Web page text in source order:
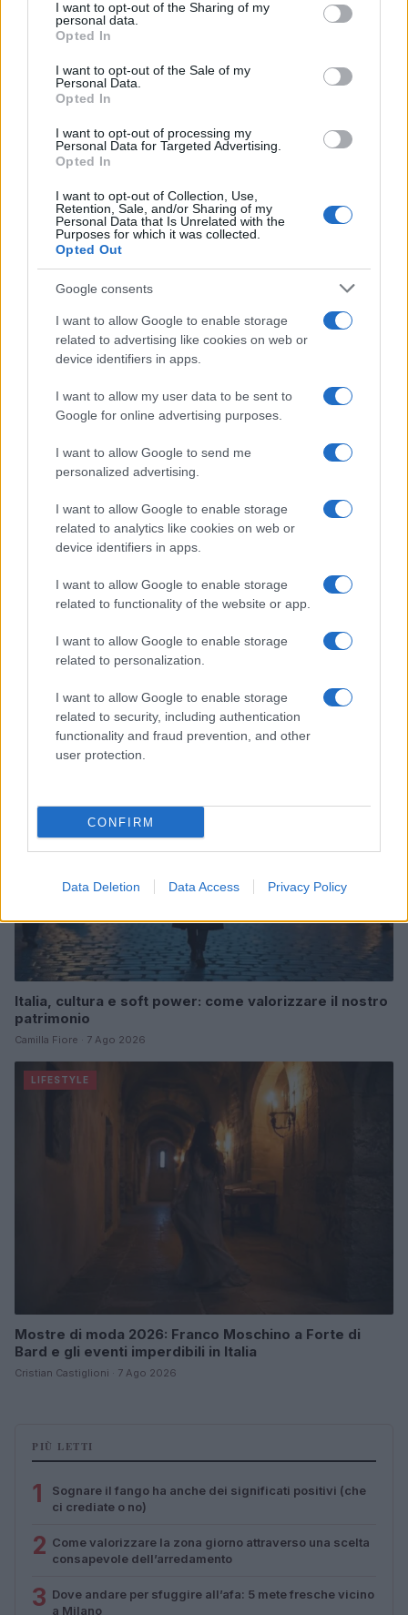
not limited to your visit or usage behaviour. You may click to
grant or deny consent to Google and its third-party tags to
use your data for below specified purposes in below Google
consent section.
I want to opt-out of the Sharing of my
personal data.
Opted In
I want to opt-out of the Sale of my
Personal Data.
Opted In
I want to opt-out of processing my
Personal Data for Targeted Advertising.
Opted In
I want to opt-out of Collection, Use,
Retention, Sale, and/or Sharing of my
Personal Data that Is Unrelated with the
Purposes for which it was collected.
Opted Out
Google consents
I want to allow Google to enable storage
related to advertising like cookies on web or
device identifiers in apps.
I want to allow my user data to be sent to
Google for online advertising purposes.
I want to allow Google to send me
personalized advertising.
I want to allow Google to enable storage
related to analytics like cookies on web or
device identifiers in apps.
I want to allow Google to enable storage
related to functionality of the website or app.
I want to allow Google to enable storage
related to personalization.
I want to allow Google to enable storage
related to security, including authentication
functionality and fraud prevention, and other
user protection.
CONFIRM
Data Deletion Data Access Privacy Policy
Continua a leggere
LIFESTYLE
Zalando Visionary Award: INSTITUTION di Galib
Cristian Castiglioni · 7 Ago 2026
Italia, cultura e soft power: come valorizzare il nostro
patrimonio
Camilla Fiore · 7 Ago 2026
LIFESTYLE
Mostre di moda 2026: Franco Moschino a Forte di
Bard e gli eventi imperdibili in Italia
Cristian Castiglioni · 7 Ago 2026
PIÙ LETTI
1
Sognare il fango ha anche dei significati positivi (che
ci crediate o no)
2 Come valorizzare la zona giorno attraverso una scelta
consapevole dell’arredamento
3 Dove andare per sfuggire all’afa: 5 mete fresche vicino
a Milano